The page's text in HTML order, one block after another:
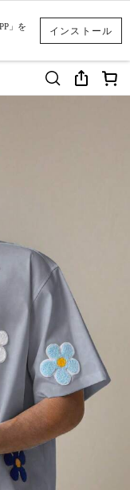
インストール
」を